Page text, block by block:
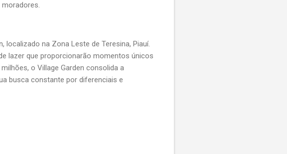
localizado na Zona Leste de Teresina, Piauí.
lazer que proporcionarão momentos únicos
o Village Garden consolida a
busca constante por diferenciais e